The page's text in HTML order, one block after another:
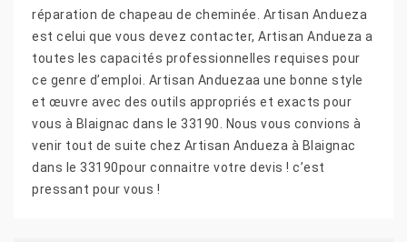
réparation de chapeau de cheminée. Artisan Andueza
est celui que vous devez contacter, Artisan Andueza a
toutes les capacités professionnelles requises pour
ce genre d’emploi. Artisan Anduezaa une bonne style
et œuvre avec des outils appropriés et exacts pour
vous à Blaignac dans le 33190. Nous vous convions à
venir tout de suite chez Artisan Andueza à Blaignac
dans le 33190pour connaitre votre devis ! c’est
pressant pour vous !